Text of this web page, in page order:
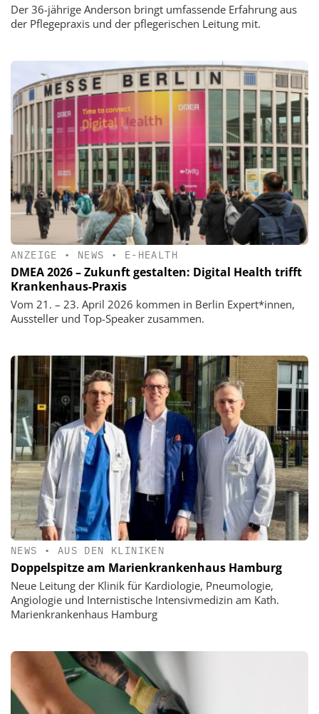
Der 36-jährige Anderson bringt umfassende Erfahrung aus
der Pflegepraxis und der pflegerischen Leitung mit.
ANZEIGE • NEWS • E-HEALTH
DMEA 2026 – Zukunft gestalten: Digital Health trifft
Krankenhaus-Praxis
Vom 21. – 23. April 2026 kommen in Berlin Expert*innen,
Aussteller und Top-Speaker zusammen.
NEWS • AUS DEN KLINIKEN
Doppelspitze am Marienkrankenhaus Hamburg
Neue Leitung der Klinik für Kardiologie, Pneumologie,
Angiologie und Internistische Intensivmedizin am Kath.
Marienkrankenhaus Hamburg